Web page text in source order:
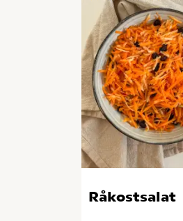
Råkostsalat